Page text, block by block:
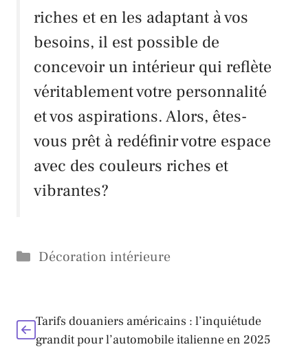
riches et en les adaptant à vos
besoins, il est possible de
concevoir un intérieur qui reflète
véritablement votre personnalité
et vos aspirations. Alors, êtes-
vous prêt à redéfinir votre espace
avec des couleurs riches et
vibrantes?
Catégories
Décoration intérieure
Tarifs douaniers américains : l’inquiétude
grandit pour l’automobile italienne en 2025